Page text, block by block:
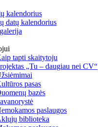
kalendorius
datų kalendorius
tapti skaitytoju
„Tu – daugiau nei CV“
pasas
bazės
paslaugos
biblioteka